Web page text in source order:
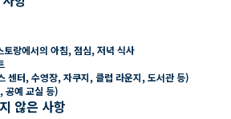
토랑에서의 아침, 점심, 저녁 식사
센터, 수영장, 자쿠지, 클럽 라운지, 도서관 등)
공예 교실 등)
않은 사항